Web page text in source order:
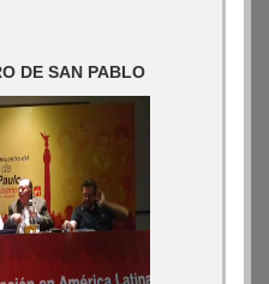
DE SAN PABLO